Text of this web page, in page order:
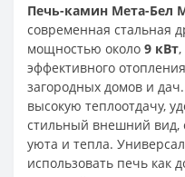
Печь-камин Мета-Бел
современная стальная
мощностью около 9 кВт,
эффективного
загородных домов и
высокую теплоотдачу,
стильный внешний вид,
уюта и тепла.
использовать печь как